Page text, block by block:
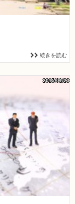
続きを読む
2015/01/23